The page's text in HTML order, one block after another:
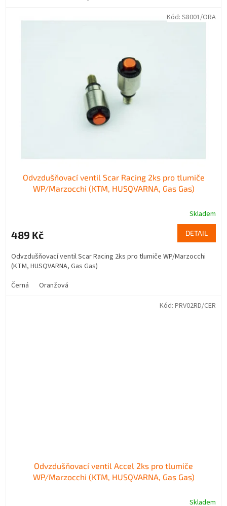
Odvzdušňovací ventil Scar Racing 2ks pro tlumiče
WP/Marzocchi (KTM, HUSQVARNA, Gas Gas)
Skladem
489 Kč DETAIL
Odvzdušňovací ventil Scar Racing 2ks pro tlumiče WP/Marzocchi
(KTM, HUSQVARNA, Gas Gas)
Černá
Oranžová
Kód: S8001/ORA
Odvzdušňovací ventil Accel 2ks pro tlumiče
WP/Marzocchi (KTM, HUSQVARNA, Gas Gas)
Skladem
Kód: PRV02RD/CER